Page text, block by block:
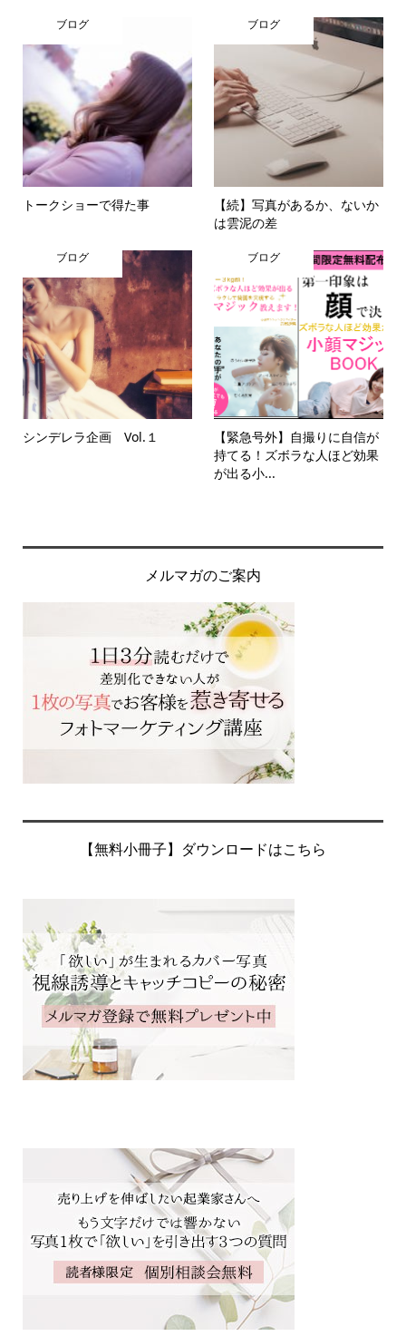
ブログ
トークショーで得た事
ブログ
【続】写真があるか、ないか
は雲泥の差
ブログ
シンデレラ企画 Vol.１
ブログ
【緊急号外】自撮りに自信が
持てる！ズボラな人ほど効果
が出る小...
メルマガのご案内
【無料小冊子】ダウンロードはこちら